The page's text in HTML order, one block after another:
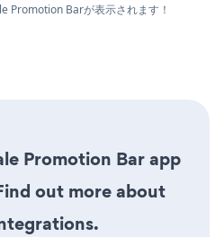
Promotion Barが表示されます！
Promotion Bar app
out more about